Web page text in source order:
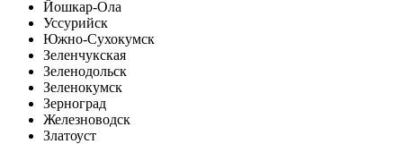
Йошкар-Ола
Уссурийск
Южно-Сухокумск
Зеленчукская
Зеленодольск
Зеленокумск
Зерноград
Железноводск
Златоуст